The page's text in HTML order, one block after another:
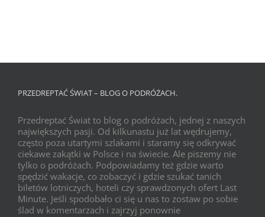
PRZEDREPTAĆ ŚWIAT – BLOG O PODRÓŻACH.
Przedreptać Świat to blog o podróżach, jednej z naszych
największych pasji. Od kilkunastu już lat wędrujemy,
często poza utartymi szlakami i staramy się odkrywać
ciekawe zakątki w Polsce i na świecie. Ale piszemy nie
tylko o podróżach. Podpowiadamy też gdzie warto
spędzić wakacje, co zobaczyć i gdzie szukać tanich
biletów lotniczych, hoteli czy sprawdzonych ofert Last
Minute. Jeśli spodobało ci się u nas to zostaw po sobie
ślad w komentarzach i zajrzyj ponownie